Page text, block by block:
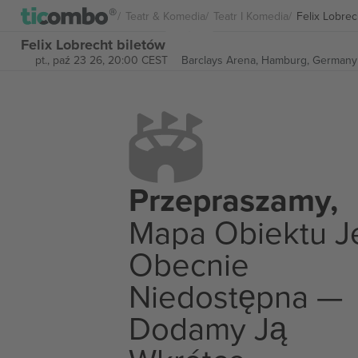
Teatr & Komedia Teatr I Komedia Felix
Felix Lobrecht biletów
pt., paź 23 26, 20:00 CEST Barclays Arena, Hamburg, Germany
Przepraszamy,
Mapa Obiektu
Obecnie
Niedostępna —
Dodamy Ją